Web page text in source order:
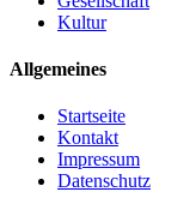
Kultur
Allgemeines
Startseite
Kontakt
Impressum
Datenschutz